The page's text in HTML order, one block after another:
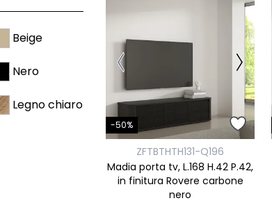
-50%
ZFTBTHTH131-Q196
Madia porta tv, L.168 H.42 P.42,
in finitura Rovere carbone
nero
Beige
Nero
Legno chiaro